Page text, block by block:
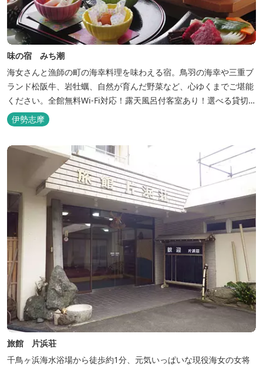
味の宿 みち潮
海女さんと漁師の町の海幸料理を味わえる宿。鳥羽の海幸や三重ブ
ランド松阪牛、岩牡蠣、自然が育んだ野菜など、心ゆくまでご堪能
ください。全館無料Wi-Fi対応！露天風呂付客室あり！選べる貸切
風呂も人気♪相差町内にはパワースポット石神さん（神明神社）あ
り！伊勢神宮・おかげ横丁まで最短40分！鳥羽十景にも選ばれた千
ない場所だからこそ、星空がき...
伊勢志摩
旅館 片浜荘
千鳥ヶ浜海水浴場から徒歩約1分、元気いっぱいな現役海女の女将